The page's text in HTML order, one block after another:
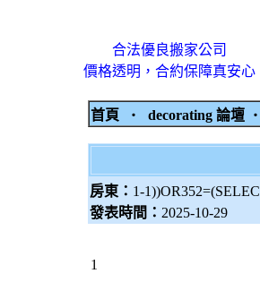
合法優良搬家公司
價格透明，合約保障真安心
首頁 ‧ decorating 論壇 ‧
房東： 1-
發表時間： 2025-10-29
1